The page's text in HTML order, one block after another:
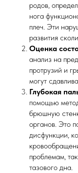
родов,
нога
плеч. Эти
развития
Оценка
анализ на
протрузий и
могут
Глубокая
помощью
брюшную
органов. Это
дисфункции,
проблемам,
тазового дна.